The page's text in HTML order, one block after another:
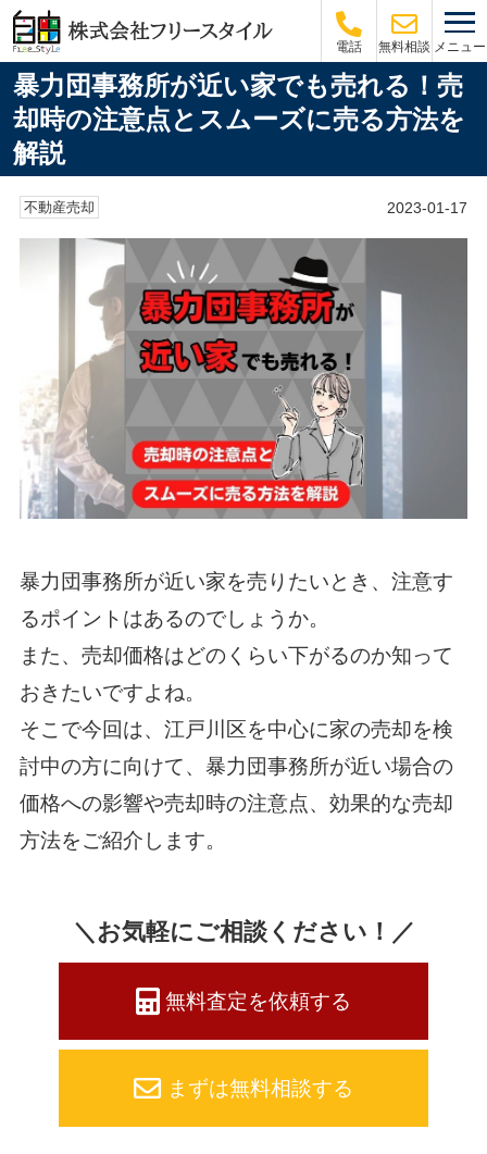
電話 無料相談 メニュー
暴力団事務所が近い家でも売れる！売
却時の注意点とスムーズに売る方法を
解説
不動産売却 2023-01-17
暴力団事務所が近い家を売りたいとき、注意す
るポイントはあるのでしょうか。
また、売却価格はどのくらい下がるのか知って
おきたいですよね。
そこで今回は、江戸川区を中心に家の売却を検
討中の方に向けて、暴力団事務所が近い場合の
価格への影響や売却時の注意点、効果的な売却
方法をご紹介します。
＼お気軽にご相談ください！／
無料査定を依頼する
まずは無料相談する